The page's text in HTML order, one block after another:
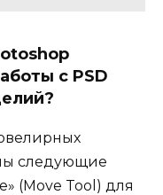
с PSD
следующие
(Move Tool) для